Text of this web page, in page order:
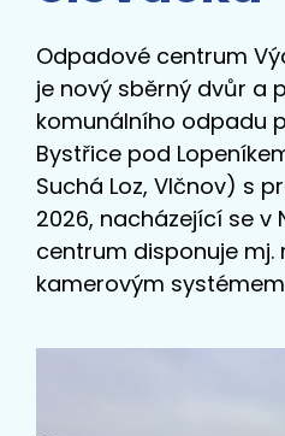
Odpadové centrum
je nový sběrný dvůr a
komunálního odpadu
Bystřice pod
Suchá Loz, Vlčnov) s
2026, nacházející se v
centrum disponuje
kamerovým